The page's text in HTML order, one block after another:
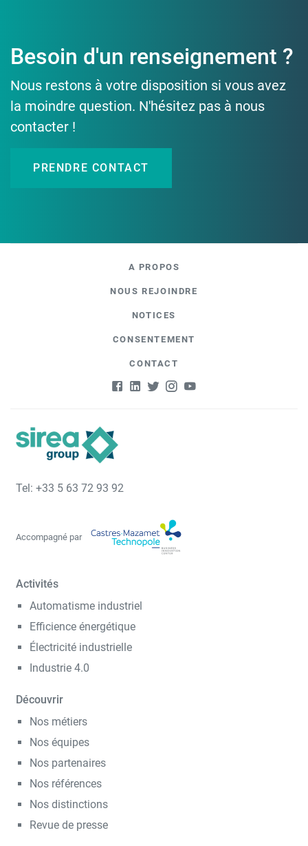
Besoin d'un renseignement ?
Nous restons à votre disposition si vous avez
la moindre question. N'hésitez pas à nous
contacter !
PRENDRE CONTACT
A PROPOS
NOUS REJOINDRE
NOTICES
CONSENTEMENT
CONTACT
Tel: +33 5 63 72 93 92
Accompagné par
Activités
Automatisme industriel
Efficience énergétique
Électricité industrielle
Industrie 4.0
Découvrir
Nos métiers
Nos équipes
Nos partenaires
Nos références
Nos distinctions
Revue de presse